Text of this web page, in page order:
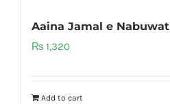
Aaina Jamal e Nabuwat
₨ 1,320
Add to cart